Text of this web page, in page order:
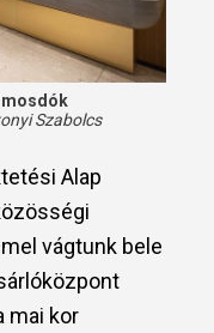
mosdók
Szabolcs
Alap
vágtunk bele
mai kor